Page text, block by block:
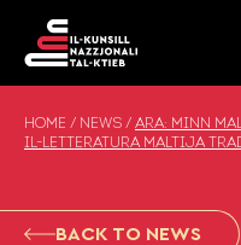
HOME / NEWS / ARA: MINN
IL-LETTERATURA MALTIJA
BACK TO NEWS